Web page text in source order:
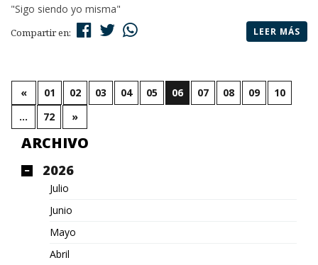
"Sigo siendo yo misma"
Compartir en: LEER MÁS
« 01 02 03 04 05 06 07 08 09
10
…
72 »
ARCHIVO
2026
Julio
Junio
Mayo
Abril